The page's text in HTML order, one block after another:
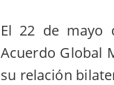
El 22 de mayo
Acuerdo Global
su relación